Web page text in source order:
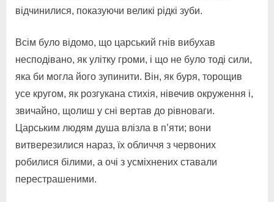
відчинилися, показуючи великі рідкі зуби.
Всім було відомо, що царський гнів вибухав
несподівано, як улітку громи, і що не було тоді сили,
яка би могла його зупинити. Він, як буря, торощив
усе кругом, як розгукана стихія, нівечив окруження і,
звичайно, щолиш у сні вертав до рівноваги.
Царським людям душа влізла в п’яти; вони
витверезилися нараз, їх обличчя з червоних
робилися білими, а очі з усміхнених ставали
перестрашеними.